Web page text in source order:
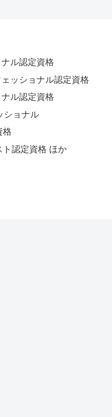
ル認定資格
ッショナル認定資格
ル認定資格
ショナル
格
認定資格 ほか